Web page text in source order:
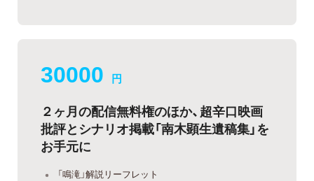
30000 円
２ヶ月の配信無料権のほか、超辛口映画
批評とシナリオ掲載「南木顕生遺稿集」を
お手元に
「鳴滝」解説リーフレット